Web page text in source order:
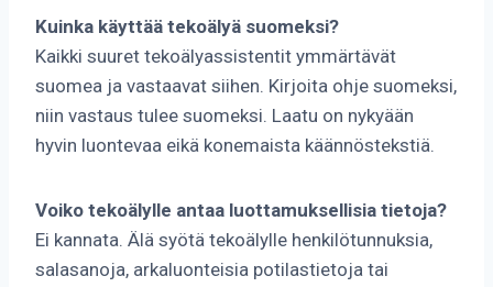
Kuinka käyttää tekoälyä suomeksi?
Kaikki suuret tekoälyassistentit ymmärtävät
suomea ja vastaavat siihen. Kirjoita ohje suomeksi,
niin vastaus tulee suomeksi. Laatu on nykyään
hyvin luontevaa eikä konemaista käännöstekstiä.
Voiko tekoälylle antaa luottamuksellisia tietoja?
Ei kannata. Älä syötä tekoälylle henkilötunnuksia,
salasanoja, arkaluonteisia potilastietoja tai